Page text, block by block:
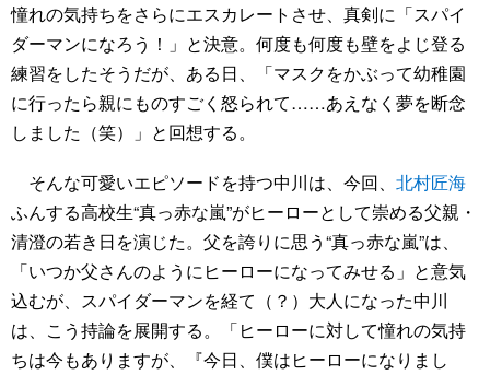
憧れの気持ちをさらにエスカレートさせ、真剣に「スパイ
ダーマンになろう！」と決意。何度も何度も壁をよじ登る
練習をしたそうだが、ある日、「マスクをかぶって幼稚園
に行ったら親にものすごく怒られて……あえなく夢を断念
しました（笑）」と回想する。
そんな可愛いエピソードを持つ中川は、今回、 北村匠海
ふんする高校生“真っ赤な嵐”がヒーローとして崇める父親・
清澄の若き日を演じた。父を誇りに思う“真っ赤な嵐”は、
「いつか父さんのようにヒーローになってみせる」と意気
込むが、スパイダーマンを経て（？）大人になった中川
は、こう持論を展開する。「ヒーローに対して憧れの気持
ちは今もありますが、『今日、僕はヒーローになりまし